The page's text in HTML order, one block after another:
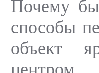
Почему бы
способы
объект